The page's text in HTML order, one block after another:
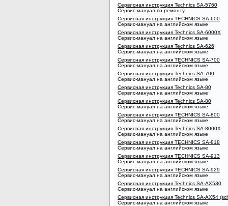
Сервисная инструкция Technics SA-5760
Сервис-мануал по ремонту
Сервисная инструкция TECHNICS SA-600
Сервис-мануал на английском языке
Сервисная инструкция Technics SA-6000X
Сервис-мануал на английском языке
Сервисная инструкция Technics SA-626
Сервис-мануал на английском языке
Сервисная инструкция TECHNICS SA-700
Сервис-мануал на английском языке
Сервисная инструкция Technics SA-700
Сервис-мануал на английском языке
Сервисная инструкция Technics SA-80
Сервис-мануал на английском языке
Сервисная инструкция Technics SA-80
Сервис-мануал на английском языке
Сервисная инструкция TECHNICS SA-800
Сервис-мануал на английском языке
Сервисная инструкция Technics SA-8000X
Сервис-мануал на английском языке
Сервисная инструкция TECHNICS SA-818
Сервис-мануал на английском языке
Сервисная инструкция TECHNICS SA-913
Сервис-мануал на английском языке
Сервисная инструкция TECHNICS SA-929
Сервис-мануал на английском языке
Сервисная инструкция Technics SA-AX530
Сервис-мануал на английском языке
Сервисная инструкция Technics SA-AX54
Сервис-мануал на английском языке